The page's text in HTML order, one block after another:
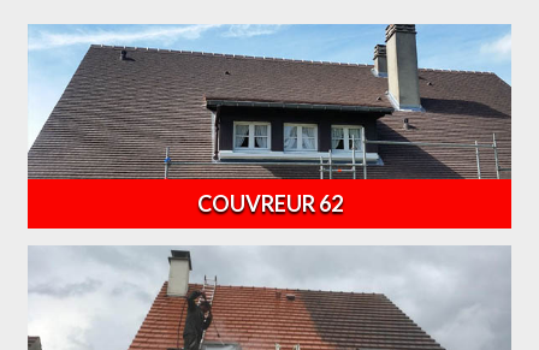
COUVREUR 62